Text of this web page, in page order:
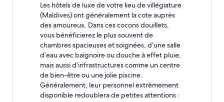
2 adultes.
disponibilité
Les hôtels de luxe de votre lieu de villégiature
(Maldives) ont généralement la cote auprès
des amoureux. Dans ces cocons douillets,
vous bénéficierez le plus souvent de
chambres spacieuses et soignées, d’une salle
d’eau avec baignoire ou douche à effet pluie,
mais aussi d’infrastructures comme un centre
de bien-être ou une jolie piscine.
Généralement, leur personnel extrêmement
disponible redoublera de petites attentions :